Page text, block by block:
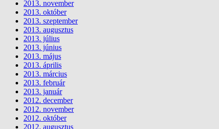
2013. november
2013. október
2013. szeptember
2013. augusztus
2013. július
2013. június
2013. május
2013. április
2013. március
2013. február
2013. január
2012. december
2012. november
2012. október
2012. augusztus